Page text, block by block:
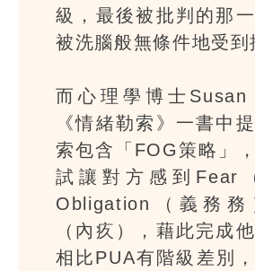
級，最後被批判的那
被洗腦般無條件地受到
而心理學博士Susan
《情緒勒索》一書中
索包含「FOG策略」
試讓對方感到Fear
Obligation（義務
（內疚），藉此完成
相比PUA有階級差別